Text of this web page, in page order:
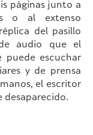
páginas junto a
o al extenso
del pasillo
audio que el
puede escuchar
y de prensa
el escritor
desaparecido.